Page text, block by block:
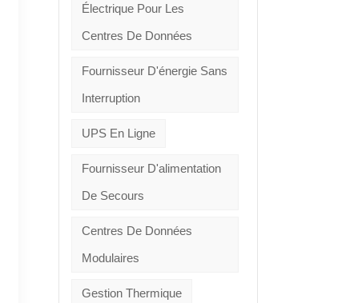
Électrique Pour Les
Centres De Données
Fournisseur D'énergie Sans
Interruption
UPS En Ligne
Fournisseur D'alimentation
De Secours
Centres De Données
Modulaires
Gestion Thermique